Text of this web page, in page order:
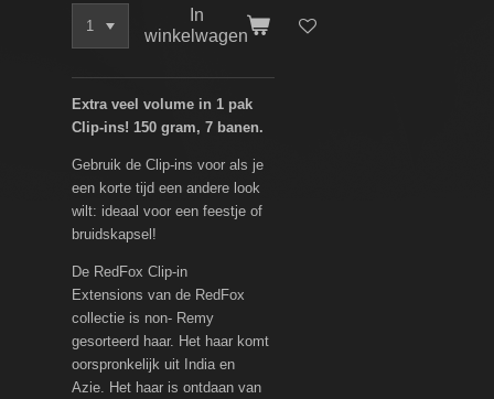
In
winkelwagen
Extra veel volume in 1 pak
Clip-ins! 150 gram, 7 banen.
Gebruik de Clip-ins voor als je
een korte tijd een andere look
wilt: ideaal voor een feestje of
bruidskapsel!
De RedFox Clip-in
Extensions van de RedFox
collectie is non- Remy
gesorteerd haar. Het haar komt
oorspronkelijk uit India en
Azie. Het haar is ontdaan van